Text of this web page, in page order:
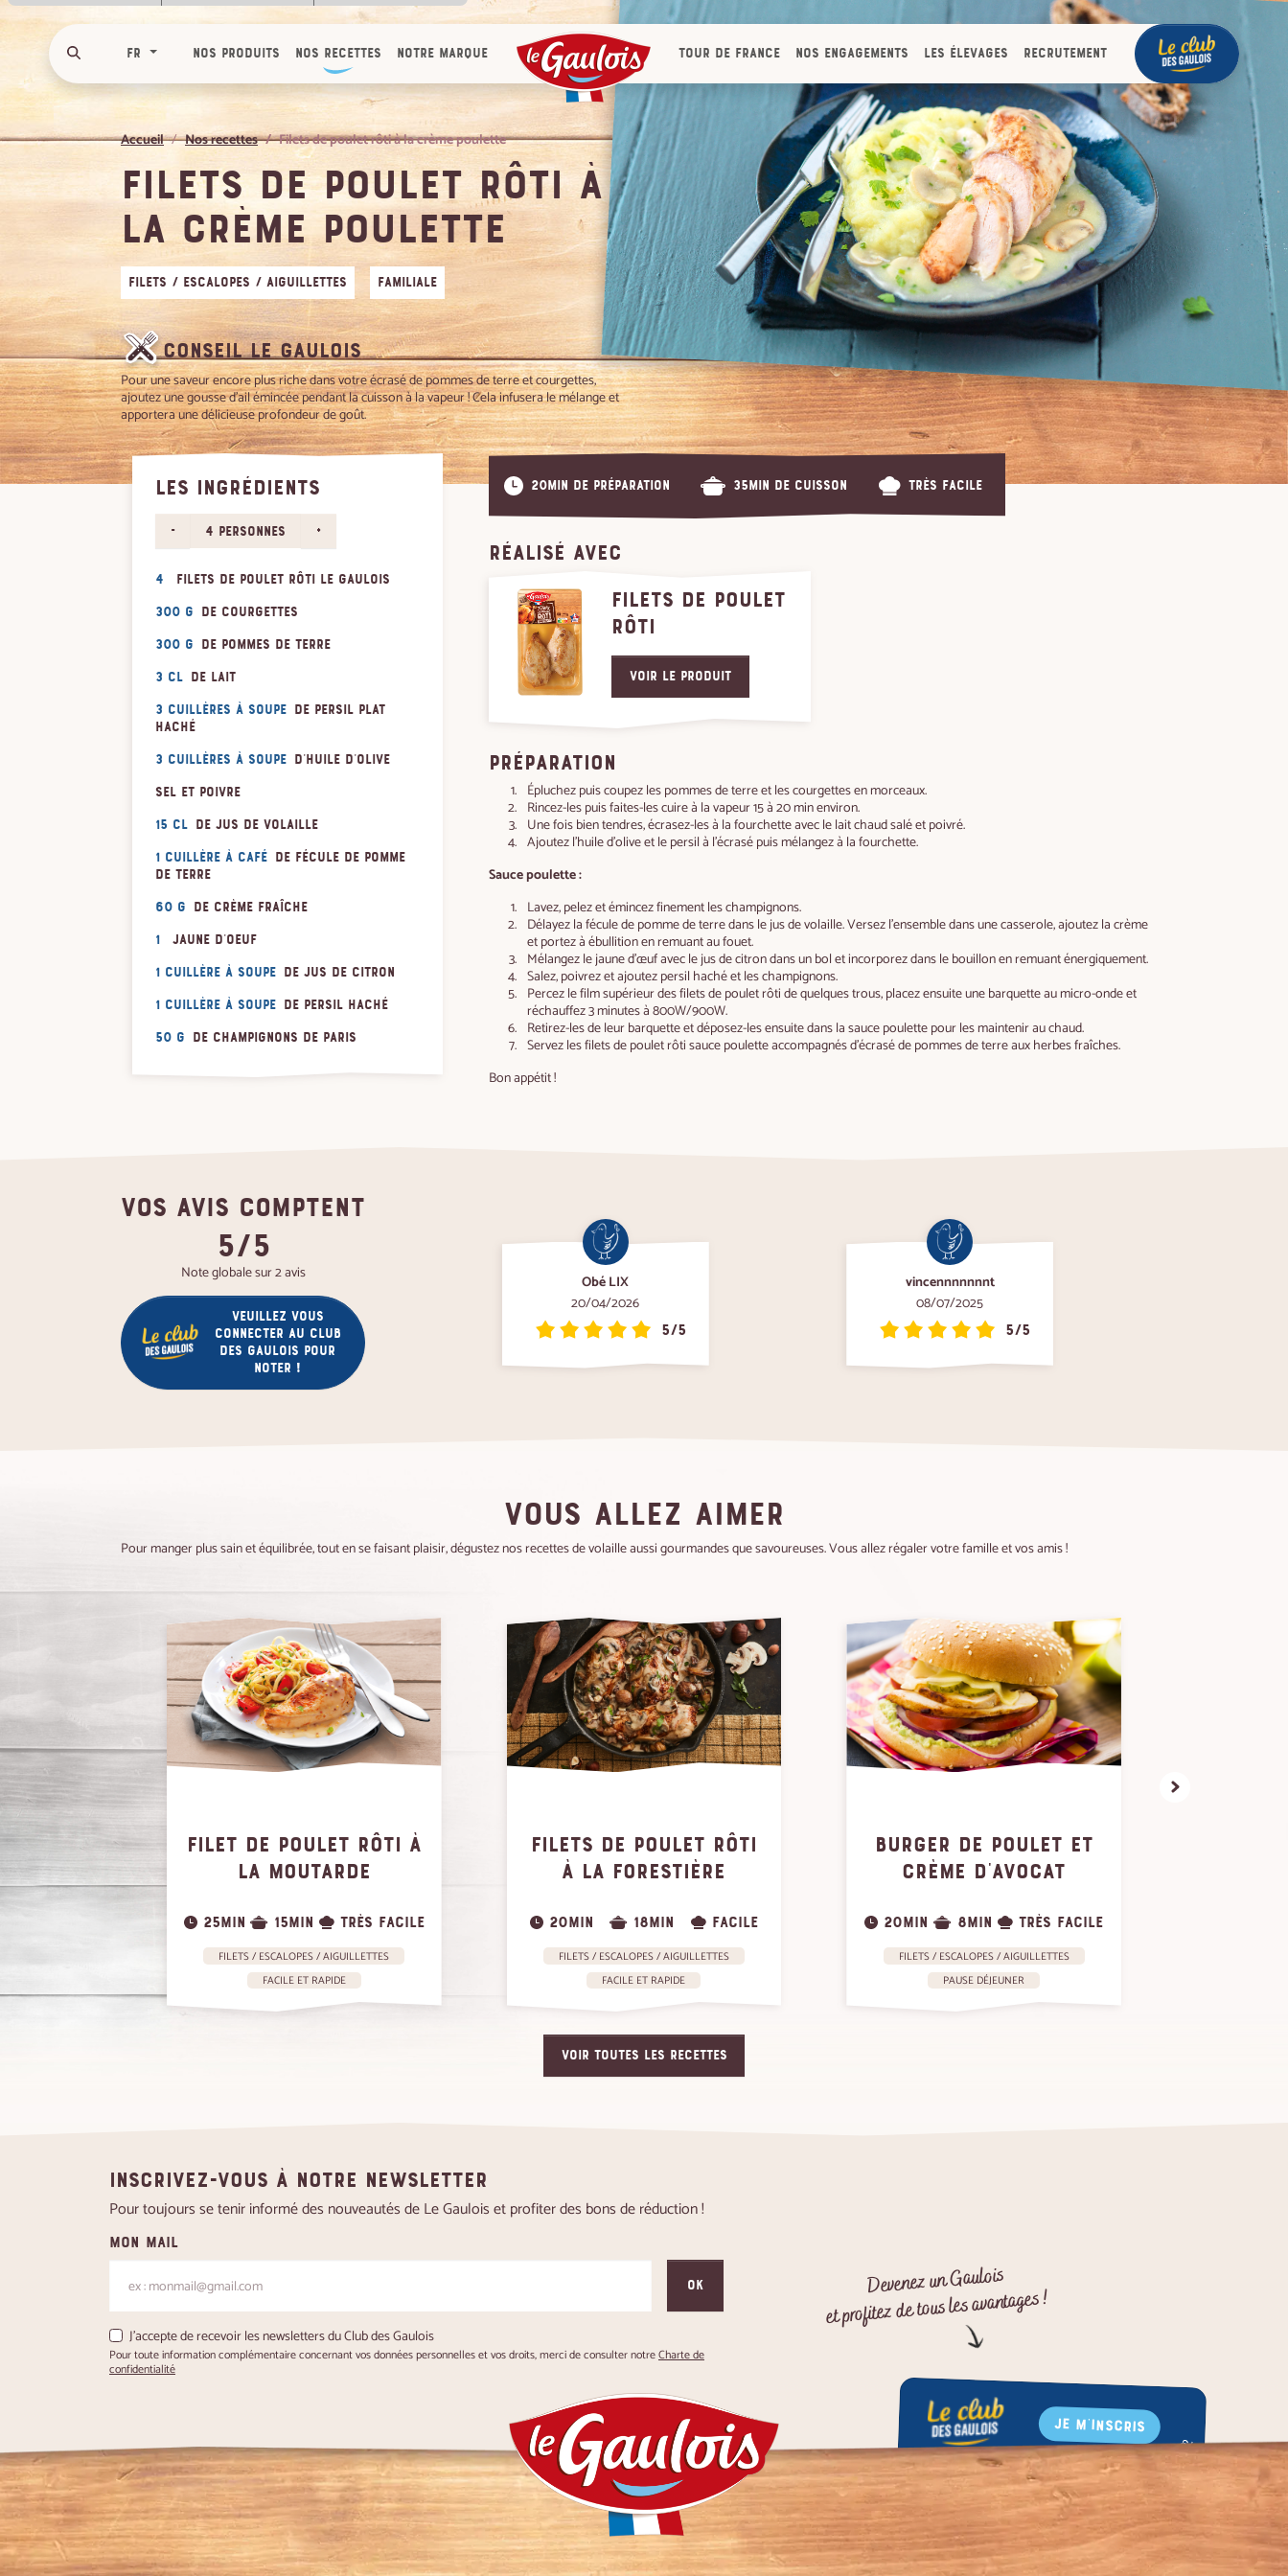
fr Nos produits Nos recettes Notre marque Tour de France Nos engagements Les élevages Recrutement
Accueil Nos recettes Filets de poulet rôti à la crème poulette
Filets de poulet rôti à
la crème poulette
Filets / Escalopes / Aiguillettes Familiale
Conseil Le Gaulois
Pour une saveur encore plus riche dans votre écrasé de pommes de terre et courgettes,
ajoutez une gousse d'ail émincée pendant la cuisson à la vapeur ! Cela infusera le mélange et
apportera une délicieuse profondeur de goût.
LES INGRÉDIENTS
- 4 personnes +
4 filets de poulet rôti Le Gaulois
300 g de courgettes
300 g de pommes de terre
3 cl de lait
3 cuillères à soupe
de persil plat
haché
3 cuillères à soupe d'huile d'olive
Sel et poivre
15 cl de jus de volaille
1 cuillère à café
de fécule de pomme
de terre
60 g de crème fraîche
1 jaune d'oeuf
1 cuillère à soupe de jus de citron
1 cuillère à soupe de persil haché
50 g de champignons de Paris
20min de préparation 35min de cuisson Très facile
RÉALISÉ AVEC
FILETS DE POULET
RÔTI
Voir le produit
PRÉPARATION
Épluchez puis coupez les pommes de terre et les courgettes en morceaux.
Rincez-les puis faites-les cuire à la vapeur 15 à 20 min environ.
Une fois bien tendres, écrasez-les à la fourchette avec le lait chaud salé et poivré.
Ajoutez l'huile d'olive et le persil à l’écrasé puis mélangez à la fourchette.
Sauce poulette :
Lavez, pelez et émincez finement les champignons.
Délayez la fécule de pomme de terre dans le jus de volaille. Versez l’ensemble dans une casserole, ajoutez la crème
et portez à ébullition en remuant au fouet.
Mélangez le jaune d’œuf avec le jus de citron dans un bol et incorporez dans le bouillon en remuant énergiquement.
Salez, poivrez et ajoutez persil haché et les champignons.
Percez le film supérieur des filets de poulet rôti de quelques trous, placez ensuite une barquette au micro-onde et
réchauffez 3 minutes à 800W/900W.
Retirez-les de leur barquette et déposez-les ensuite dans la sauce poulette pour les maintenir au chaud.
Servez les filets de poulet rôti sauce poulette accompagnés d’écrasé de pommes de terre aux herbes fraîches.
Bon appétit !
VOS AVIS COMPTENT
5/5
Note globale sur 2 avis
Veuillez vous
connecter au club
des gaulois pour
noter !
Obé LIX
20/04/2026
5/5
vincennnnnnnt
08/07/2025
5/5
VOUS ALLEZ AIMER
Pour manger plus sain et équilibrée, tout en se faisant plaisir, dégustez nos recettes de volaille aussi gourmandes que savoureuses. Vous allez régaler votre famille et vos amis !
FILET DE POULET RÔTI À
LA MOUTARDE
25MIN 15MIN TRÈS FACILE
FILETS / ESCALOPES / AIGUILLETTES
FACILE ET RAPIDE
FILETS DE POULET RÔTI
À LA FORESTIÈRE
20MIN 18MIN FACILE
FILETS / ESCALOPES / AIGUILLETTES
FACILE ET RAPIDE
BURGER DE POULET ET
CRÈME D'AVOCAT
20MIN 8MIN TRÈS FACILE
FILETS / ESCALOPES / AIGUILLETTES
PAUSE DÉJEUNER
VOIR TOUTES LES RECETTES
Inscrivez-vous à notre newsletter
Pour toujours se tenir informé des nouveautés de Le Gaulois et profiter des bons de réduction !
Mon mail
OK
J'accepte de recevoir les newsletters du Club des Gaulois
Pour toute information complémentaire concernant vos données personnelles et vos droits, merci de consulter notreCharte de
confidentialité
Devenez un Gaulois
et profitez de tous les avantages !
JE M'INSCRIS
Bons de réduction
Communauté départ'aimants
cookies !
Nous utilisons des cookies pour nous
assurer du bon fonctionnement de notre
site et à des fins analytiques. Vous
pouvez changer d'avis à tout moment en
cliquant sur l'icône présente sur chaque
page de notre site. En autorisant ces
services tiers, vous acceptez le dépôt et la
lecture de cookies et l'utilisation de
technologies de suivi nécessaires à leur
bon fonctionnement.
Charte de confidentialité